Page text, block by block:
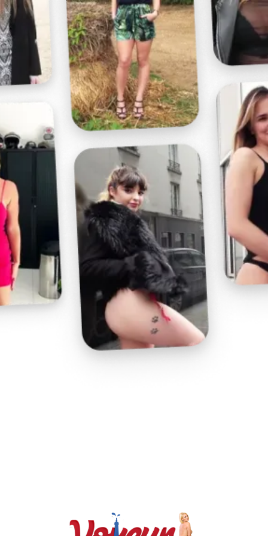
Profitez d'un essai 24h pour seulement 2€ !
Découvrir !
Basculer
navigation
VIDÉO À PROPOS
SA PAROI ANALE NE RÉSISTE PAS...
00:40 - 2 389 vues
Video